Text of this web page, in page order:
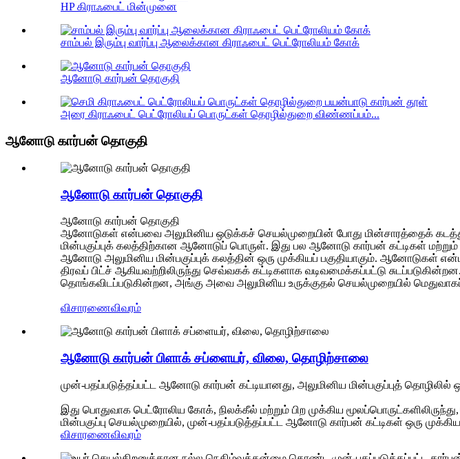
HP கிராஃபைட் மின்முனை
சாம்பல் இரும்பு வார்ப்பு ஆலைக்கான கிராஃபைட் பெட்ரோலியம் கோக்
ஆனோடு கார்பன் தொகுதி
அரை கிராஃபைட் பெட்ரோலியப் பொருட்கள் தொழில்துறை விண்ணப்பம்...
ஆனோடு கார்பன் தொகுதி
ஆனோடு கார்பன் தொகுதி
ஆனோடு கார்பன் தொகுதி
ஆனோடுகள் என்பவை அலுமினிய ஒடுக்கச் செயல்முறையின் போது மின்சாரத்தைக்
மின்பகுப்புக் கலத்திற்கான ஆனோடுப் பொருள். இது பல ஆனோடு கார்பன் கட்டிகள்
ஆனோடு அலுமினிய மின்பகுப்புக் கலத்தின் ஒரு முக்கியப் பகுதியாகும்.
திரவப் பிட்ச் ஆகியவற்றிலிருந்து செவ்வகக் கட்டிகளாக வடிவமைக்கப்பட்டு
தொங்கவிடப்படுகின்றன, அங்கு அவை அலுமினிய உருக்குதல் செயல்முறையில்
விசாரணைவிவரம்
ஆனோடு கார்பன் பிளாக் சப்ளையர், விலை, தொழிற்சாலை
முன்-பதப்படுத்தப்பட்ட ஆனோடு கார்பன் கட்டியானது, அலுமினிய மின்பகுப்புத்
இது பொதுவாக பெட்ரோலிய கோக், நிலக்கீல் மற்றும் பிற முக்கிய
மின்பகுப்பு செயல்முறையில், முன்-பதப்படுத்தப்பட்ட ஆனோடு கார்பன் கட்டிகள் ஒரு
விசாரணைவிவரம்